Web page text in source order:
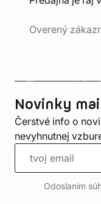
Overený
Novinky
Čerstvé info o
nevyhnutnej
Odoslaním